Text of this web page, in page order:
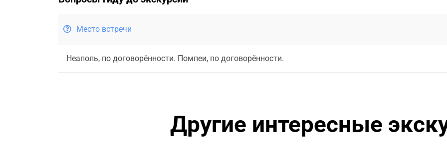
Место встречи
Неаполь, по договорённости. Помпеи, по договорённости.
Другие интересные